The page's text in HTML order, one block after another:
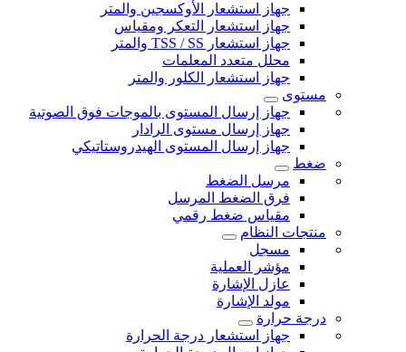
جهاز استشعار الأوكسجين والمتر
جهاز استشعار التعكر ومقياس
جهاز استشعار TSS / SS والمتر
محلل متعدد المعلمات
جهاز استشعار الكلور والمتر
مستوى
جهاز إرسال المستوى بالموجات فوق الصوتية
جهاز إرسال مستوى الرادار
جهاز إرسال المستوى الهيدروستاتيكي
ضغط
مرسل الضغط
فرق الضغط المرسل
مقياس ضغط رقمي
منتجات النظام
مسجل
مؤشر العملية
عازل الإشارة
مولد الإشارة
درجة حرارة
جهاز استشعار درجة الحرارة